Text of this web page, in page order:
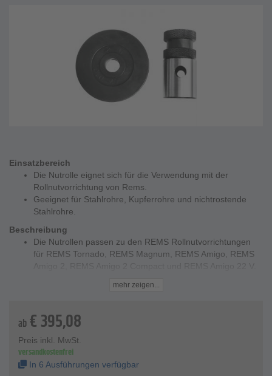
Einsatzbereich
Die Nutrolle eignet sich für die Verwendung mit der
Rollnutvorrichtung von Rems.
Geeignet für Stahlrohre, Kupferrohre und nichtrostende
Stahlrohre.
Beschreibung
Die Nutrollen passen zu den REMS Rollnutvorrichtungen
für REMS Tornado, REMS Magnum, REMS Amigo, REMS
angegebenen Rohrmaterialien geeignet sind.
nichtrostender Stahl und Kupferrohre.
Die Lieferung erfolgt Paarweise.
Technische Daten
Material Nutrollen - besonders gehärteter Spezialstahl
Ausführung - 1 bis 1 1/2 '' (Stahl und INOX), 2 bis 6 '' (Stahl
mehr zeigen...
ab €395,08
Preis inkl. MwSt.
versandkostenfrei
In 6 Ausführungen verfügbar